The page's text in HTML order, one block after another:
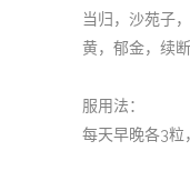
当归，沙苑子
黄，郁金，续
服用法：
每天早晚各3粒